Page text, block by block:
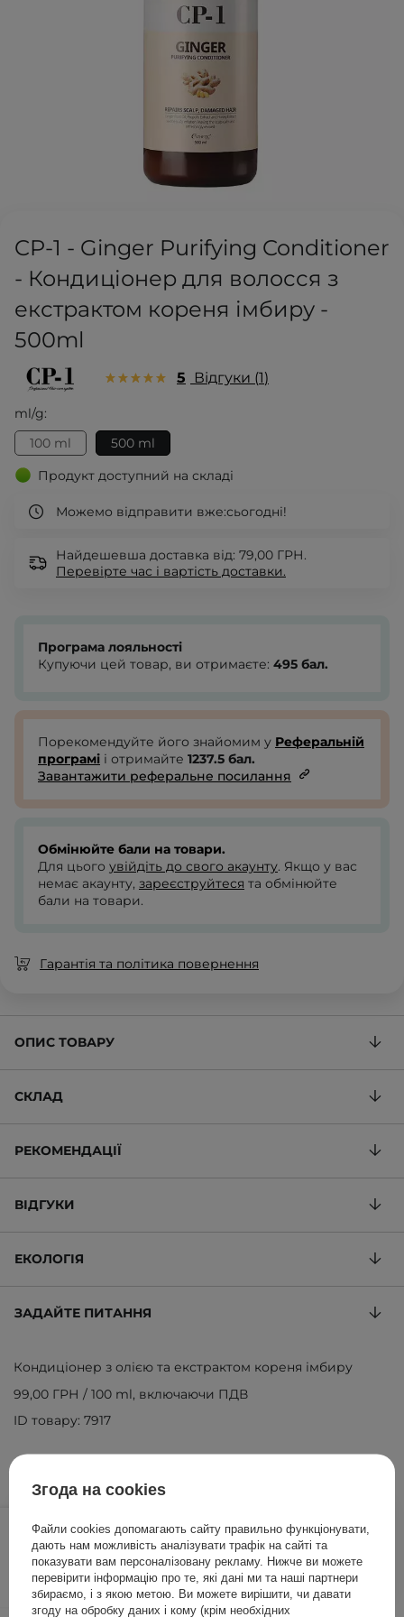
CP-1 - Ginger Purifying Conditioner
- Кондиціонер для волосся з
екстрактом кореня імбиру -
500ml
5 Відгуки 1
ml/g:
100 ml
500 ml
Продукт доступний на складі
Можемо відправити вже:сьогодні!
Найдешевша доставка від: 79,00 ГРН.
Перевірте час і вартість доставки.
495,00 ГРН
ДОДАТИ ДО КОШИКА
Програма лояльності
Купуючи цей товар, ви отримаєте: 495 бал.
Порекомендуйте його знайомим у Реферальній
програмі і отримайте 1237.5 бал.
Завантажити реферальне посилання
Обмінюйте бали на товари.
Для цього увійдіть до свого акаунту. Якщо у вас
немає акаунту, зареєструйтеся та обмінюйте
бали на товари.
Гарантія та політика повернення
ОПИС ТОВАРУ
СКЛАД
РЕКОМЕНДАЦІЇ
ВІДГУКИ
ЕКОЛОГІЯ
ЗАДАЙТЕ ПИТАННЯ
Кондиціонер з олією та екстрактом кореня імбиру
99,00 ГРН / 100 ml, включаючи ПДВ
ID товару: 7917
Згода на cookies
Файли cookies допомагають сайту правильно функціонувати,
дають нам можливість аналізувати трафік на сайті та
показувати вам персоналізовану рекламу. Нижче ви можете
перевірити інформацію про те, які дані ми та наші партнери
збираємо, і з якою метою. Ви можете вирішити, чи давати
згоду на обробку даних і кому (крім необхідних